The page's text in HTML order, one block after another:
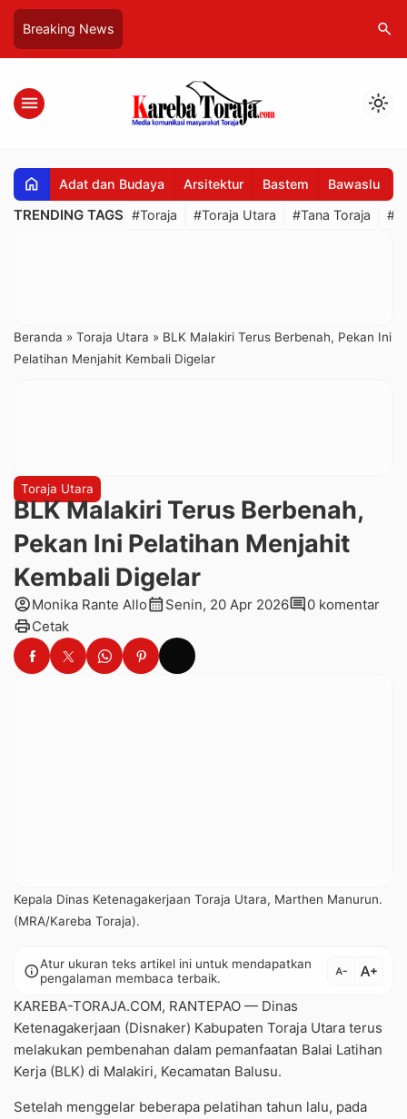
Breaking News search
menu light_mode
home Adat dan Budaya Arsitektur Bastem Bawaslu
TRENDING TAGS #Toraja #Toraja Utara #Tana Toraja
Beranda » Toraja Utara » BLK Malakiri Terus Berbenah, Pekan Ini
Pelatihan Menjahit Kembali Digelar
Toraja Utara
BLK Malakiri Terus Berbenah,
Pekan Ini Pelatihan Menjahit
Kembali Digelar
account_circleMonika Rante Allocalendar_month Senin, 20 Apr 2026comment0 komentar
printCetak
Kepala Dinas Ketenagakerjaan Toraja Utara, Marthen Manurun.
(MRA/Kareba Toraja).
infoAtur ukuran teks artikel ini untuk mendapatkan
pengalaman membaca terbaik.
text_decrease text_increase
KAREBA-TORAJA.COM, RANTEPAO — Dinas
Ketenagakerjaan (Disnaker) Kabupaten Toraja Utara terus
melakukan pembenahan dalam pemanfaatan Balai Latihan
Kerja (BLK) di Malakiri, Kecamatan Balusu.
Setelah menggelar beberapa pelatihan tahun lalu, pada